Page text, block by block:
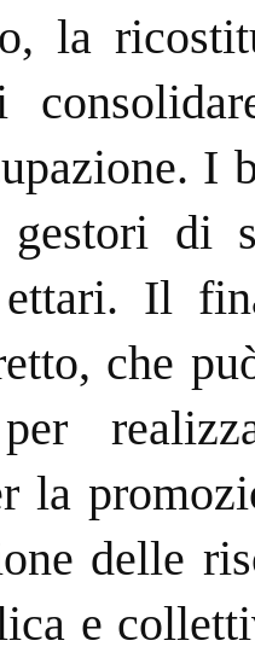
la
I
gestori di
Il
che
la
delle
e